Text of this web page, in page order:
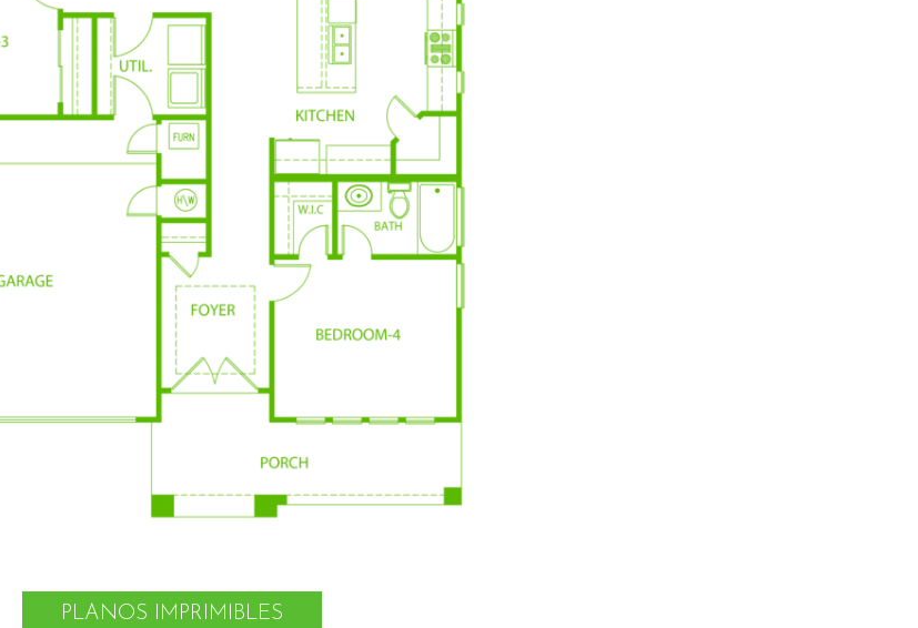
PLANOS IMPRIMIBLES